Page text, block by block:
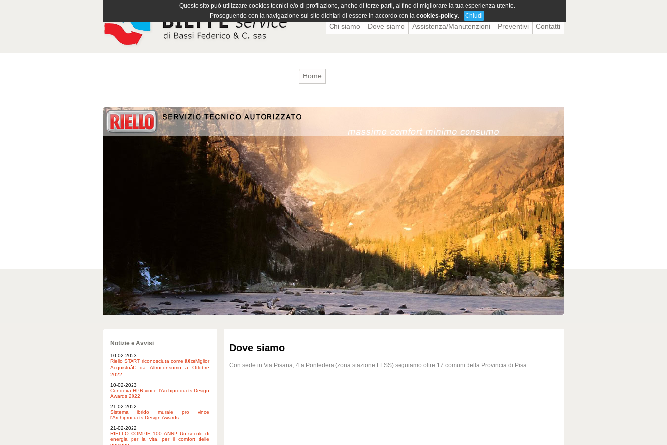
Questo sito può utilizzare cookies tecnici e/o di profilazione, anche di terze parti, al fine di migliorare la tua esperienza utente.
Proseguendo con la navigazione sul sito dichiari di essere in accordo con la cookies-policy. Chiudi
Contatti
Preventivi
Assistenza/Manutenzioni
Dove siamo
Chi siamo
Home
Notizie e Avvisi
10-02-2023
Riello START riconosciuta come â€œMiglior
Acquistoâ€ da Altroconsumo a Ottobre
2022
10-02-2023
Condexa HPR vince l'Archiproducts Design
Awards 2022
21-02-2022
Sistema ibrido murale pro vince
l'Archiproducts Design Awards
21-02-2022
RIELLO COMPIE 100 ANNI! Un secolo di
energia per la vita, per il comfort delle
Dove siamo
Con sede in Via Pisana, 4 a Pontedera (zona stazione FFSS) seguiamo oltre 17 comuni della Provincia di Pisa.